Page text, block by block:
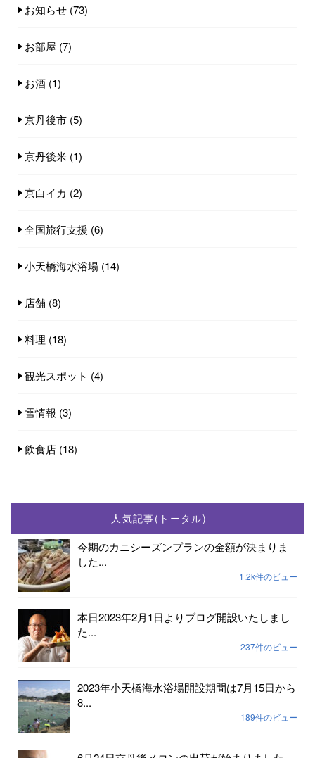
お知らせ (73)
お部屋 (7)
お酒 (1)
京丹後市 (5)
京丹後米 (1)
京白イカ (2)
全国旅行支援 (6)
小天橋海水浴場 (14)
店舗 (8)
料理 (18)
観光スポット (4)
雪情報 (3)
飲食店 (18)
人気記事(トータル)
今期のカニシーズンプランの金額が決まりま
した...
1.2k件のビュー
本日2023年2月1日よりブログ開設いたしまし
た...
237件のビュー
2023年小天橋海水浴場開設期間は7月15日から
8...
189件のビュー